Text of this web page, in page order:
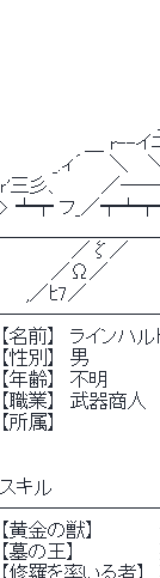
ィｯニ二￣i><i
／ﾟ^ -‐　￣
／／´　　　
/~'/　　　　
/i>/　　　　 ,ｨ
_ ,ｨ=/t_/=二ﾆ
＿ r--イニﾆ/ｨ /ニ
_.ィ´　　＼　 ＼ﾆ
ｒ'三彡、　　　／
> ┷┯ フ_／┯┷┯┷┯┷二
＿＿＿＿＿＿＿＿
／ζ／　　　　　
／Ω／　　　　　
,／ﾋ7／　　　　　
【名前】　ラインハル
【性別】　男
【年齢】　不明
【職業】　武器商人
【所属】
スキル
【黄金の獣】　　
【墓の王】　　　
【修羅を率いる者